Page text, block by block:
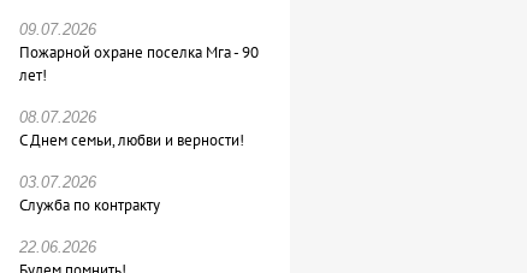
09.07.2026
Пожарной охране поселка Мга - 90
лет!
08.07.2026
С Днем семьи, любви и верности!
03.07.2026
Служба по контракту
22.06.2026